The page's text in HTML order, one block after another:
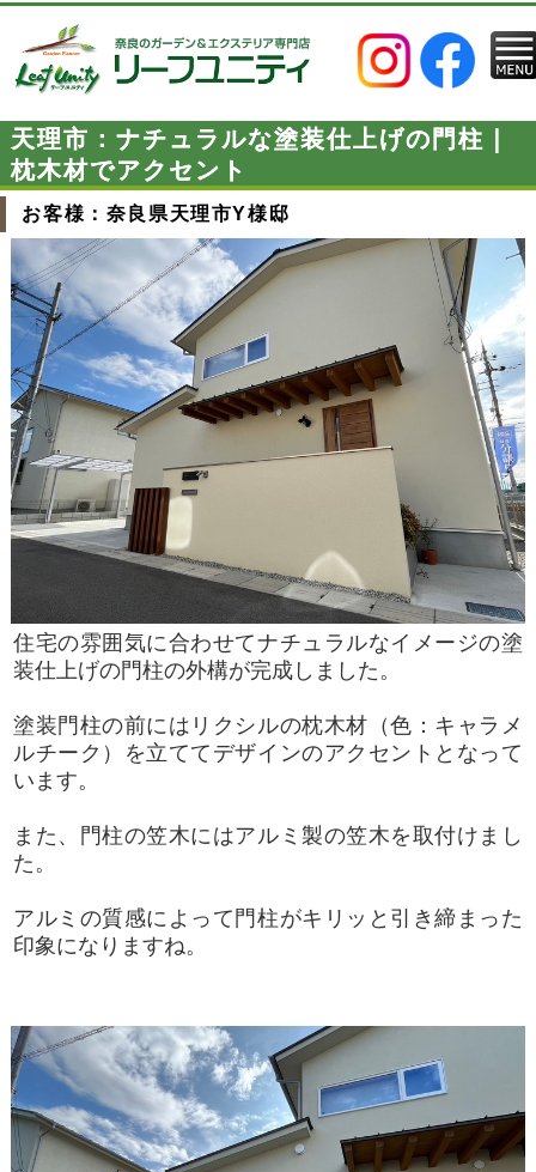
天理市：ナチュラルな塗装仕上げの門柱｜
枕木材でアクセント
お客様：奈良県天理市Y様邸
住宅の雰囲気に合わせてナチュラルなイメージの塗
装仕上げの門柱の外構が完成しました。
塗装門柱の前にはリクシルの枕木材（色：キャラメ
ルチーク）を立ててデザインのアクセントとなって
います。
また、門柱の笠木にはアルミ製の笠木を取付けまし
た。
アルミの質感によって門柱がキリッと引き締まった
印象になりますね。